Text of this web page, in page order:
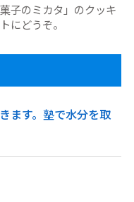
子のミカタ」のクッキ
にどうぞ。
ます。塾で水分を取